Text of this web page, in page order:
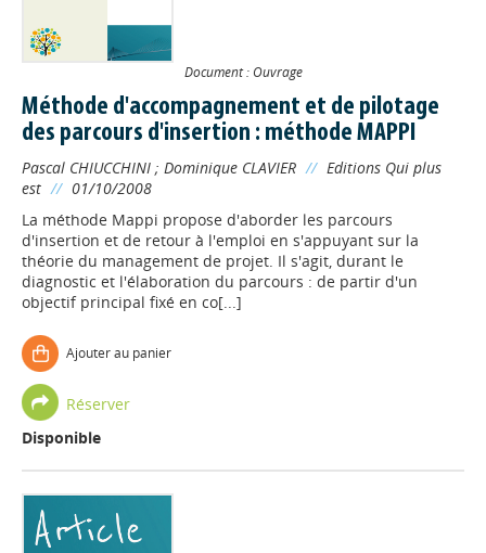
Document : Ouvrage
Méthode d'accompagnement et de pilotage
des parcours d'insertion : méthode MAPPI
Pascal CHIUCCHINI ; Dominique CLAVIER // Editions Qui plus
est // 01/10/2008
La méthode Mappi propose d'aborder les parcours
d'insertion et de retour à l'emploi en s'appuyant sur la
théorie du management de projet. Il s'agit, durant le
diagnostic et l'élaboration du parcours : de partir d'un
objectif principal fixé en co[...]
Ajouter au panier
Réserver
Disponible